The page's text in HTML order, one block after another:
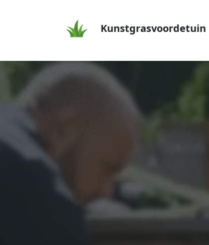
Kunstgrasvoordetuin